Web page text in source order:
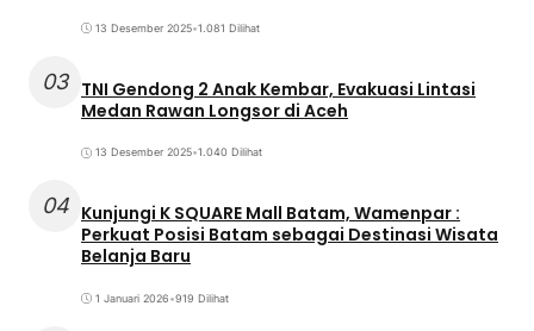
13 Desember 2025•1.081 Dilihat
03 TNI Gendong 2 Anak Kembar, Evakuasi Lintasi
Medan Rawan Longsor di Aceh
13 Desember 2025•1.040 Dilihat
04 Kunjungi K SQUARE Mall Batam, Wamenpar :
Perkuat Posisi Batam sebagai Destinasi Wisata
Belanja Baru
1 Januari 2026•919 Dilihat